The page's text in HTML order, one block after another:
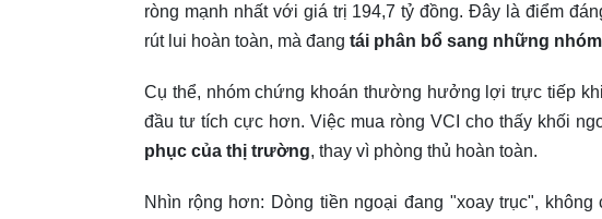
ròng mạnh nhất với giá trị 194,7 tỷ đồng. Đây là điểm
rút lui hoàn toàn, mà đang tái phân bổ sang những
Cụ thể, nhóm chứng khoán thường hưởng lợi trực tiếp
đầu tư tích cực hơn. Việc mua ròng VCI cho thấy khối
phục của thị trường, thay vì phòng thủ hoàn toàn.
Nhìn rộng hơn: Dòng tiền ngoại đang "xoay trục", không